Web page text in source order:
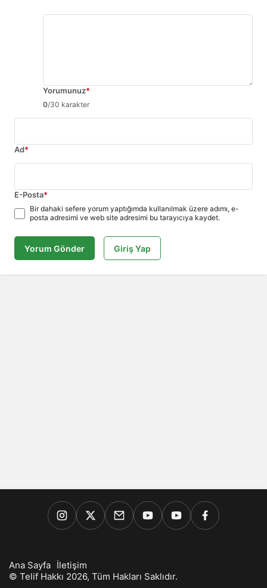
Yorumunuz*
0/30 karakter
Ad*
E-Posta*
Bir dahaki sefere yorum yaptığımda kullanılmak üzere adımı, e-
posta adresimi ve web site adresimi bu tarayıcıya kaydet.
Yorum Gönder Giriş Yap
Ana Sayfa İletişim
© Telif Hakkı 2026, Tüm Hakları Saklıdır.